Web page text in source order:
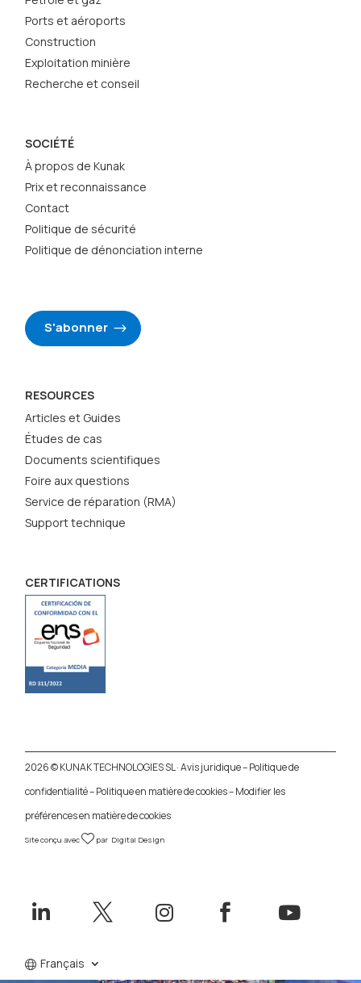
Ports et aéroports
Construction
Exploitation minière
Recherche et conseil
SOCIÉTÉ
À propos de Kunak
Prix et reconnaissance
Contact
Politique de sécurité
Politique de dénonciation interne
S'abonner
RESOURCES
Articles et Guides
Études de cas
Documents scientifiques
Foire aux questions
Service de réparation (RMA)
Support technique
CERTIFICATIONS
2026 © KUNAK TECHNOLOGIES SL ·Avis juridique–Politique de
confidentialité–Politique en matière de cookies–Modifier les
préférences en matière de cookies
Site conçu avec par Digital Design
    
Français